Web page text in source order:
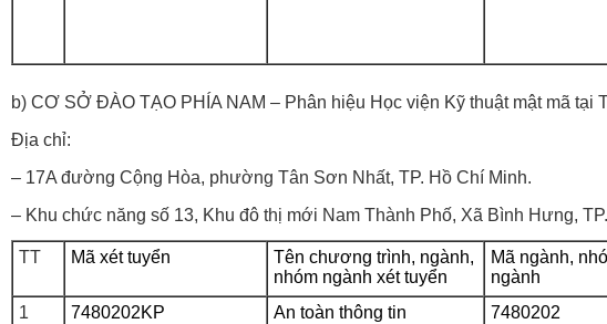
b) CƠ SỞ ĐÀO TẠO PHÍA NAM – Phân hiệu Học viện Kỹ thuật mật mã tại
Địa chỉ:
– 17A đường Cộng Hòa, phường Tân Sơn Nhất, TP. Hồ Chí Minh.
– Khu chức năng số 13, Khu đô thị mới Nam Thành Phố, Xã Bình Hưng,
TT Mã xét tuyển
Tên chương trình, ngành,
nhóm ngành xét tuyển
Mã ngành,
ngành
1 7480202KP An toàn thông tin 7480202